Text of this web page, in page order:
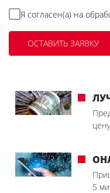
Я согласен(а) на
5